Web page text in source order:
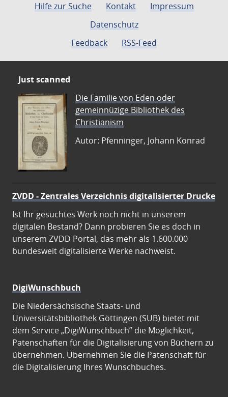
Hilfe zur Suche Kontakt
Impressum
Datenschutz
Feedback
RSS-Feed
Just scanned
Die Familie von Eden oder
gemeinnüzige Bibliothek des
Christianism
Autor: Pfenninger, Johann Konrad
ZVDD - Zentrales Verzeichnis digitalisierter Drucke
Ist Ihr gesuchtes Werk noch nicht in unserem
digitalen Bestand? Dann probieren Sie es doch in
unserem ZVDD Portal, das mehr als 1.600.000
bundesweit digitalisierte Werke nachweist.
DigiWunschbuch
Die Niedersächsische Staats- und
Universitätsbibliothek Göttingen (SUB) bietet mit
dem Service „DigiWunschbuch” die Möglichkeit,
Patenschaften für die Digitalisierung von Büchern zu
übernehmen. Übernehmen Sie die Patenschaft für
die Digitalisierung Ihres Wunschbuches.